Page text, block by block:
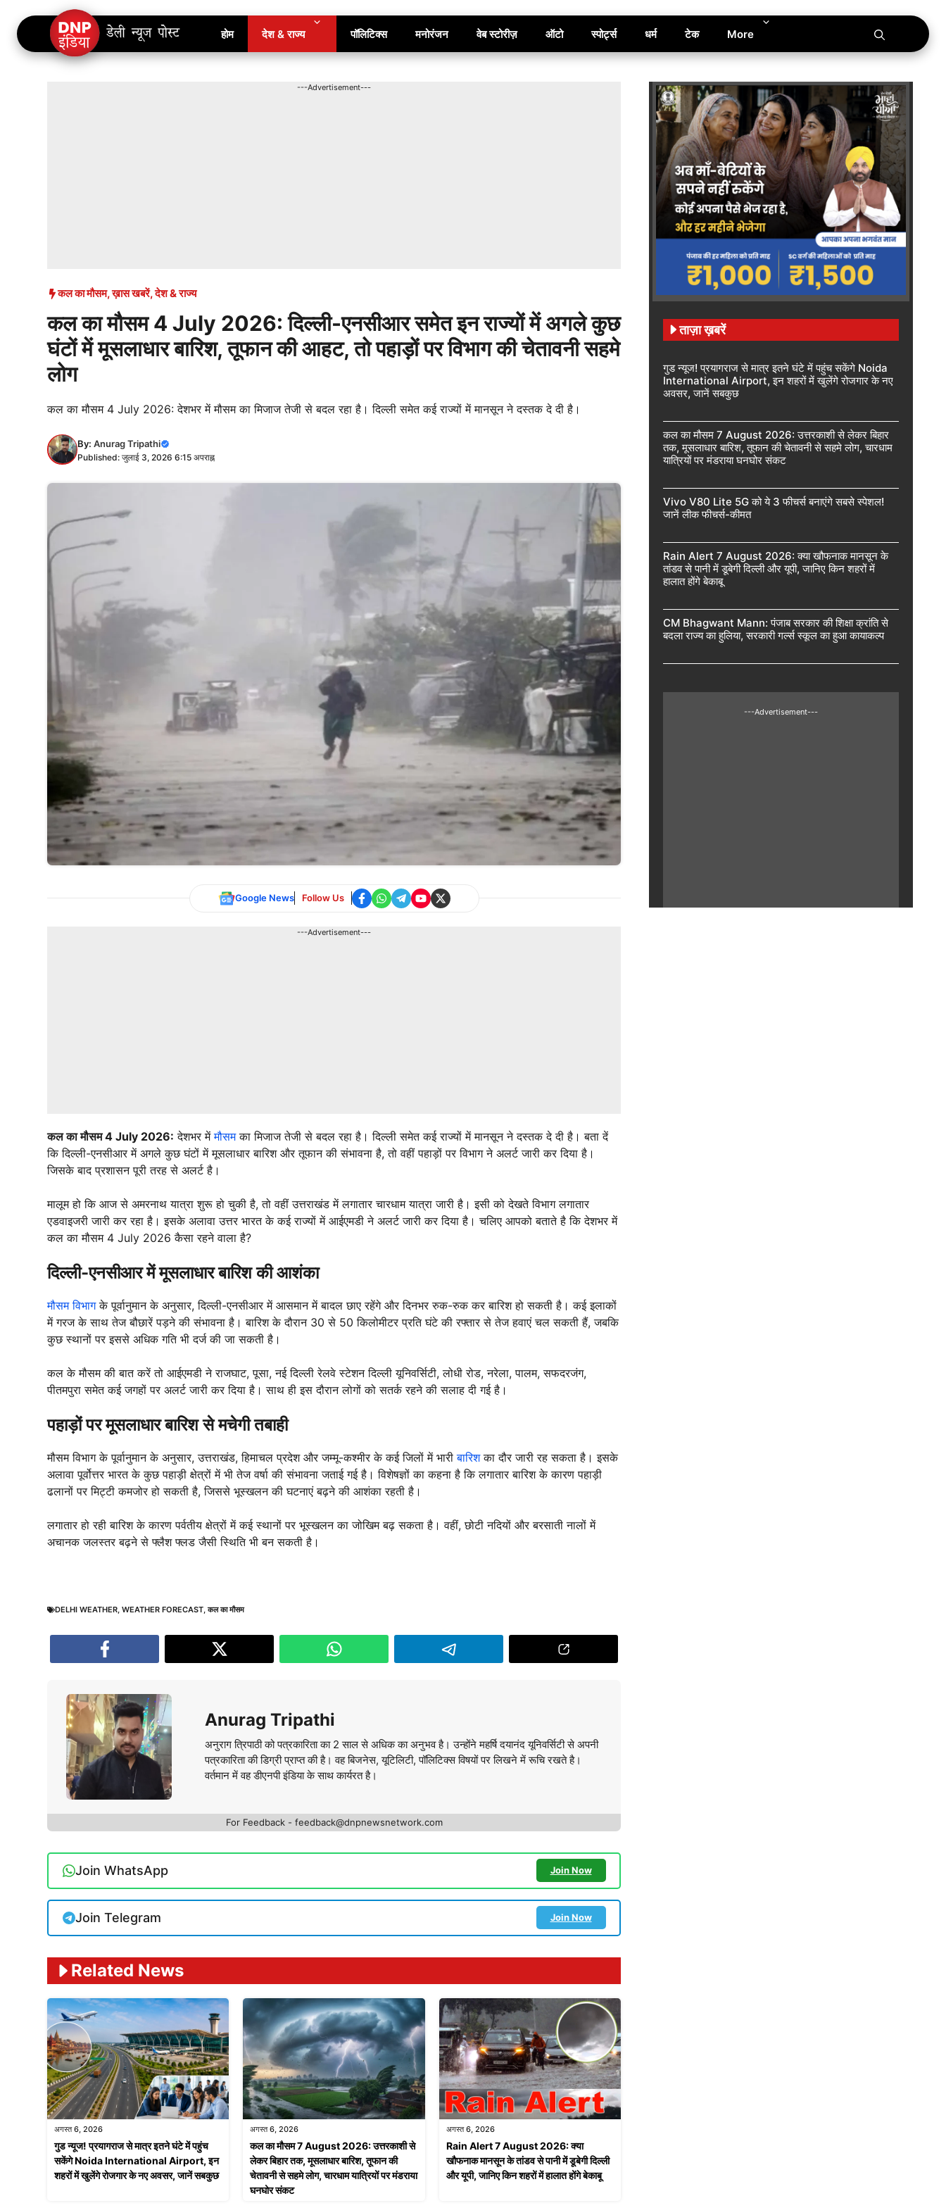
Skip
content
होम देश & राज्य पॉलिटिक्स मनोरंजन वेब स्टोरीज़ ऑटो स्पोर्ट्स धर्म टेक More
---Advertisement---
कल का मौसम,ख़ास खबरें,देश & राज्य
कल का मौसम 4 July 2026: दिल्ली-एनसीआर समेत इन राज्यों में अगले कुछ
घंटों में मूसलाधार बारिश, तूफान की आहट, तो पहाड़ों पर विभाग की चेतावनी सहमे
लोग
कल का मौसम 4 July 2026: देशभर में मौसम का मिजाज तेजी से बदल रहा है। दिल्ली समेत कई राज्यों में मानसून ने दस्तक दे दी है।
By: Anurag Tripathi
Published: जुलाई 3, 2026 6:15 अपराह्न
Google News Follow Us
---Advertisement---
कल का मौसम 4 July 2026: देशभर मेंमौसमका मिजाज तेजी से बदल रहा है। दिल्ली समेत कई राज्यों में मानसून ने दस्तक दे दी है। बता दें
कि दिल्ली-एनसीआर में अगले कुछ घंटों में मूसलाधार बारिश और तूफान की संभावना है, तो वहीं पहाड़ों पर विभाग ने अलर्ट जारी कर दिया है।
जिसके बाद प्रशासन पूरी तरह से अलर्ट है।
मालूम हो कि आज से अमरनाथ यात्रा शुरू हो चुकी है, तो वहीं उत्तराखंड में लगातार चारधाम यात्रा जारी है। इसी को देखते विभाग लगातार
एडवाइजरी जारी कर रहा है। इसके अलावा उत्तर भारत के कई राज्यों में आईएमडी ने अलर्ट जारी कर दिया है। चलिए आपको बताते है कि देशभर में
कल का मौसम 4 July 2026 कैसा रहने वाला है?
दिल्ली-एनसीआर में मूसलाधार बारिश की आशंका
मौसम विभागके पूर्वानुमान के अनुसार, दिल्ली-एनसीआर में आसमान में बादल छाए रहेंगे और दिनभर रुक-रुक कर बारिश हो सकती है। कई इलाकों
में गरज के साथ तेज बौछारें पड़ने की संभावना है। बारिश के दौरान 30 से 50 किलोमीटर प्रति घंटे की रफ्तार से तेज हवाएं चल सकती हैं, जबकि
कुछ स्थानों पर इससे अधिक गति भी दर्ज की जा सकती है।
कल के मौसम की बात करें तो आईएमडी ने राजघाट, पूसा, नई दिल्ली रेलवे स्टेशन दिल्ली यूनिवर्सिटी, लोधी रोड, नरेला, पालम, सफदरजंग,
पीतमपुरा समेत कई जगहों पर अलर्ट जारी कर दिया है। साथ ही इस दौरान लोगों को सतर्क रहने की सलाह दी गई है।
पहाड़ों पर मूसलाधार बारिश से मचेगी तबाही
मौसम विभाग के पूर्वानुमान के अनुसार, उत्तराखंड, हिमाचल प्रदेश और जम्मू-कश्मीर के कई जिलों में भारीबारिशका दौर जारी रह सकता है। इसके
अलावा पूर्वोत्तर भारत के कुछ पहाड़ी क्षेत्रों में भी तेज वर्षा की संभावना जताई गई है। विशेषज्ञों का कहना है कि लगातार बारिश के कारण पहाड़ी
ढलानों पर मिट्टी कमजोर हो सकती है, जिससे भूस्खलन की घटनाएं बढ़ने की आशंका रहती है।
लगातार हो रही बारिश के कारण पर्वतीय क्षेत्रों में कई स्थानों पर भूस्खलन का जोखिम बढ़ सकता है। वहीं, छोटी नदियों और बरसाती नालों में
अचानक जलस्तर बढ़ने से फ्लैश फ्लड जैसी स्थिति भी बन सकती है।
DELHI WEATHER, WEATHER FORECAST,कल का मौसम
Anurag Tripathi
अनुराग त्रिपाठी को पत्रकारिता का 2 साल से अधिक का अनुभव है। उन्होंने महर्षि दयानंद यूनिवर्सिटी से अपनी
पत्रकारिता की डिग्री प्राप्त की है। वह बिजनेस, यूटिलिटी, पॉलिटिक्स विषयों पर लिखने में रूचि रखते है।
वर्तमान में वह डीएनपी इंडिया के साथ कार्यरत है।
For Feedback - feedback@dnpnewsnetwork.com
Join WhatsApp Join Now
Join Telegram Join Now
Related News
अगस्त 6, 2026
गुड न्यूज! प्रयागराज से मात्र इतने घंटे में पहुंच
सकेंगे Noida International Airport, इन
शहरों में खुलेंगे रोजगार के नए अवसर, जानें सबकुछ
अगस्त 6, 2026
कल का मौसम 7 August 2026: उत्तरकाशी से
लेकर बिहार तक, मूसलाधार बारिश, तूफान की
चेतावनी से सहमे लोग, चारधाम यात्रियों पर मंडराया
घनघोर संकट
अगस्त 6, 2026
Rain Alert 7 August 2026: क्या
खौफनाक मानसून के तांडव से पानी में डूबेगी दिल्ली
और यूपी, जानिए किन शहरों में हालात होंगे बेकाबू
ताज़ा ख़बरें
गुड न्यूज! प्रयागराज से मात्र इतने घंटे में पहुंच सकेंगे Noida
International Airport, इन शहरों में खुलेंगे रोजगार के नए
अवसर, जानें सबकुछ
कल का मौसम 7 August 2026: उत्तरकाशी से लेकर बिहार
तक, मूसलाधार बारिश, तूफान की चेतावनी से सहमे लोग, चारधाम
यात्रियों पर मंडराया घनघोर संकट
Vivo V80 Lite 5G को ये 3 फीचर्स बनाएंगे सबसे स्पेशल!
जानें लीक फीचर्स-कीमत
Rain Alert 7 August 2026: क्या खौफनाक मानसून के
तांडव से पानी में डूबेगी दिल्ली और यूपी, जानिए किन शहरों में
हालात होंगे बेकाबू
CM Bhagwant Mann: पंजाब सरकार की शिक्षा क्रांति से
बदला राज्य का हुलिया, सरकारी गर्ल्स स्कूल का हुआ कायाकल्प
---Advertisement---